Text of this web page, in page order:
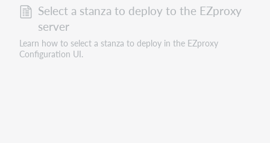
Select a stanza to deploy to the EZproxy
server
Learn how to select a stanza to deploy in the EZproxy
Configuration UI.